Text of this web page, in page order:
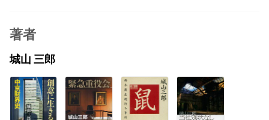
著者
城山 三郎